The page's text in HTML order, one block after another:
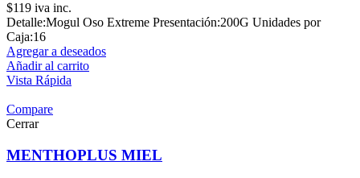
$119 iva inc.
Detalle:Mogul Oso Extreme Presentación:200G Unidades por
Caja:16
Agregar a deseados
Añadir al carrito
Vista Rápida
Compare
Cerrar
MENTHOPLUS MIEL